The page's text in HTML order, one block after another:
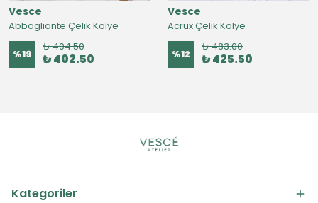
Vesce
Abbagliante Çelik Kolye
%19
₺ 494.50
₺ 402.50
Vesce
Acrux Çelik Kolye
%12
₺ 483.00
₺ 425.50
Kategoriler